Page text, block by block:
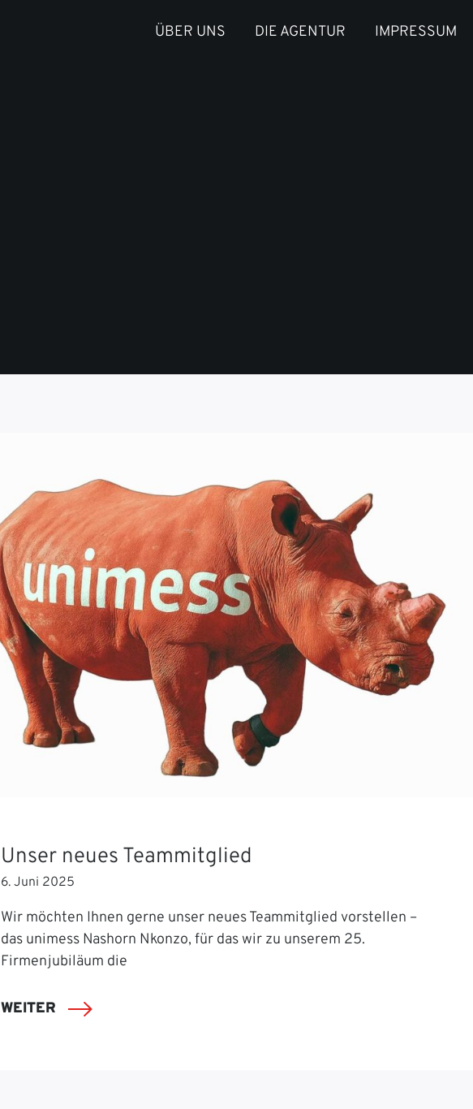
ÜBER UNS DIE AGENTUR IMPRESSUM
Unser neues Teammitglied
6. Juni 2025
Wir möchten Ihnen gerne unser neues Teammitglied vorstellen –
das unimess Nashorn Nkonzo, für das wir zu unserem 25.
Firmenjubiläum die
WEITER